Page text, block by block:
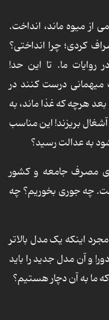
از میوه ماند، انداخت.
کردی؛ چرا انداختی؟
روایات ما. تا این حد!
میهمانی درست کنند در
هرچه که غذا ماند، به
بریزند! این مناسب
به عدالت رسید؟
مصرف جامعه و کشور
چه جوری بخوریم؟ چه
اینکه یک مدل بالاتر
و آن مدل جدید را باید
ما به آن دچار هستیم؟